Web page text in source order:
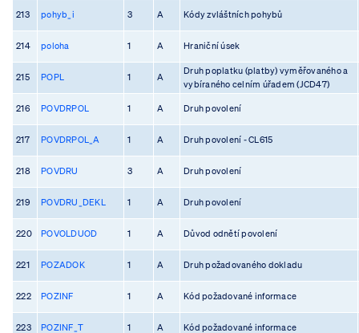
213 pohyb_i 3 A Kódy zvláštních pohybů
214 poloha 1 A Hraniční úsek
215 POPL 1 A
Druh poplatku (platby) vyměřovaného a
vybíraného celním úřadem (JCD47)
216 POVDRPOL 1 A Druh povolení
217 POVDRPOL_A 1 A Druh povolení - CL615
218 POVDRU 3 A Druh povolení
219 POVDRU_DEKL 1 A Druh povolení
220 POVOLDUOD 1 A Důvod odnětí povolení
221 POZADOK 1 A Druh požadovaného dokladu
222 POZINF 1 A Kód požadované informace
223 POZINF_T 1 A Kód požadované informace